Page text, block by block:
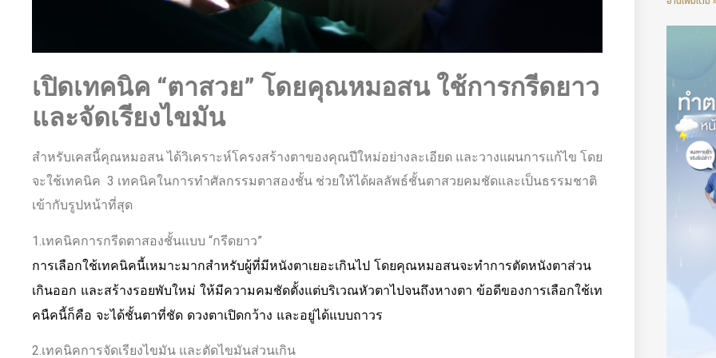
เปิดเทคนิค “ตาสวย” โดยคุณหมอสน ใช้การกรีดยาว
และจัดเรียงไขมัน
สำหรับเคสนี้คุณหมอสน ได้วิเคราะห์โครงสร้างตาของคุณปีใหม่อย่างละเอียด และวางแผนการแก้ไข โดย
จะใช้เทคนิค 3 เทคนิคในการทำศัลกรรมตาสองชั้น ช่วยให้ได้ผลลัพธ์ชั้นตาสวยคมชัดและเป็นธรรมชาติ
เข้ากับรูปหน้าที่สุด
1.เทคนิคการกรีดตาสองชั้นแบบ “กรีดยาว”
การเลือกใช้เทคนิคนี้เหมาะมากสำหรับผู้ที่มีหนังตาเยอะเกินไป โดยคุณหมอสนจะทำการตัดหนังตาส่วน
เกินออก และสร้างรอยพับใหม่ ให้มีความคมชัดตั้งแต่บริเวณหัวตาไปจนถึงหางตา ข้อดีของการเลือกใช้เท
คนืคนี้ก็คือ จะได้ชั้นตาที่ชัด ดวงตาเปิดกว้าง และอยู่ได้แบบถาวร
2.เทคนิคการจัดเรียงไขมัน และตัดไขมันส่วนเกิน